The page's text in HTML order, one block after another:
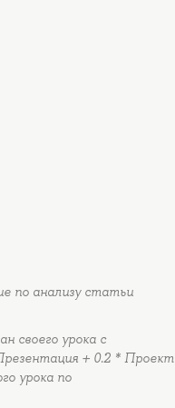
по анализу статьи
своего урока с
+ 0.2 * Проект
урока по